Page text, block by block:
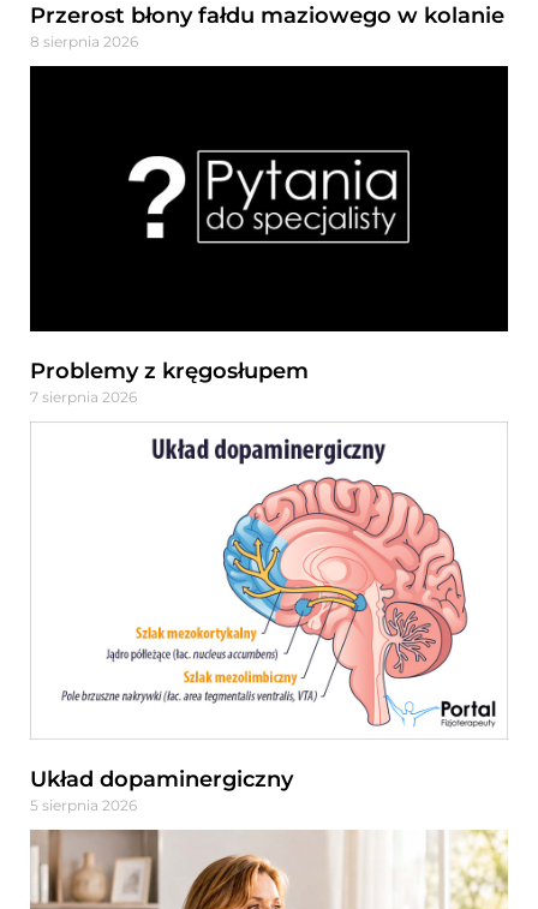
Przerost błony fałdu maziowego w kolanie
8 sierpnia 2026
Problemy z kręgosłupem
7 sierpnia 2026
Układ dopaminergiczny
5 sierpnia 2026